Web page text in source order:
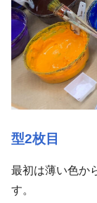
型2枚目
最初は薄い色か
す。